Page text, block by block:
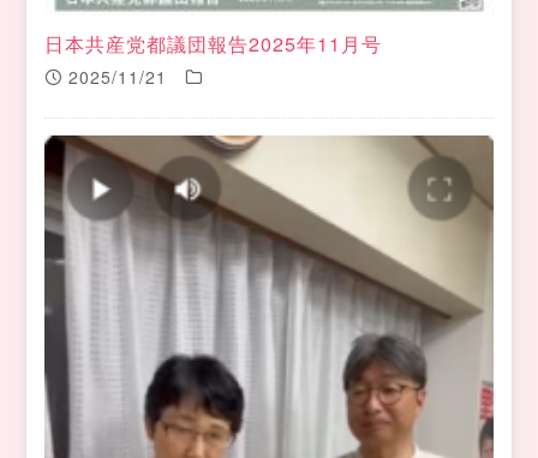
日本共産党都議団報告2025年11月号
2025/11/21